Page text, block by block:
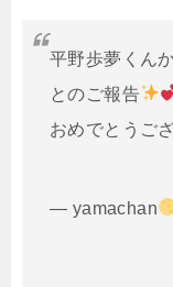
平野歩夢くん
とのご報告
おめでとうご
— yamachan